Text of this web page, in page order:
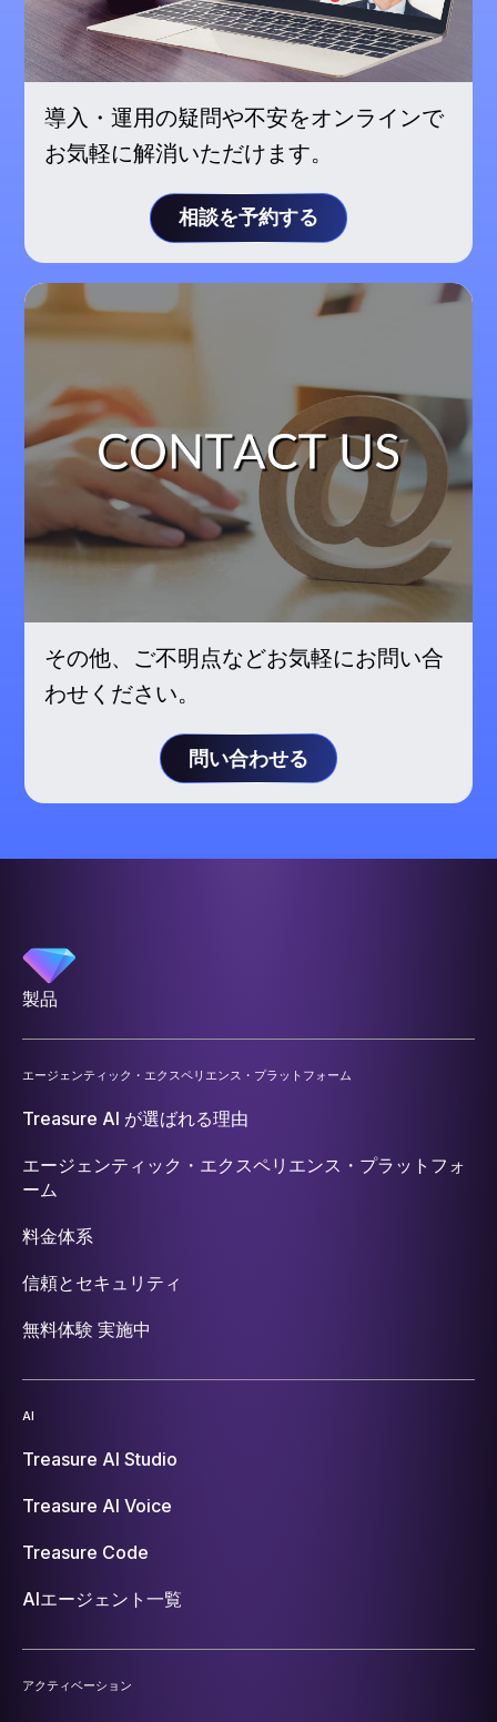
導入・運用の疑問や不安をオンラインで
お気軽に解消いただけます。
相談を予約する
その他、ご不明点などお気軽にお問い合
わせください。
問い合わせる
製品
エージェンティック・エクスペリエンス・プラットフォーム
Treasure AI が選ばれる理由
エージェンティック・エクスペリエンス・プラットフォ
ーム
料金体系
信頼とセキュリティ
無料体験 実施中
AI
Treasure AI Studio
Treasure AI Voice
Treasure Code
AIエージェント一覧
アクティベーション